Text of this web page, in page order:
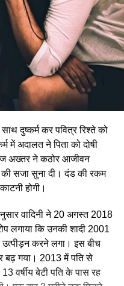
दुष्कर्म कर पवित्र रिश्ते को
में अदालत ने पिता को दोषी
अख्तर ने कठोर आजीवन
सजा सुना दी। दंड की रकम
होगी।
वादिनी ने 20 अगस्त 2018
लगाया कि उनकी शादी 2001
उत्पीड़न करने लगा। इस बीच
बढ़ गया। 2013 में पति से
वर्षीय बेटी पति के पास रह